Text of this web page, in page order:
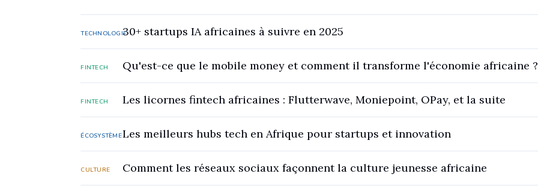
TECHNOLOGIE30+ startups IA africaines à suivre en 2025
FINTECH Qu'est-ce que le mobile money et comment il transforme l'économie africaine ?
FINTECH Les licornes fintech africaines : Flutterwave, Moniepoint, OPay, et la suite
ÉCOSYSTÈMELes meilleurs hubs tech en Afrique pour startups et innovation
CULTURE Comment les réseaux sociaux façonnent la culture jeunesse africaine